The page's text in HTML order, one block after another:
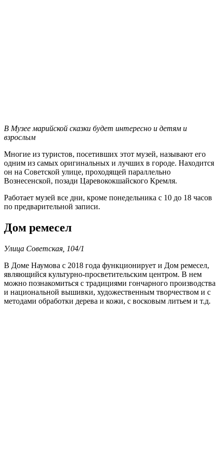
В Музее марийской сказки будет интересно и детям и
взрослым
Многие из туристов, посетивших этот музей, называют его
одним из самых оригинальных и лучших в городе. Находится
он на Советской улице, проходящей параллельно
Вознесенской, позади Царевококшайского Кремля.
Работает музей все дни, кроме понедельника с 10 до 18 часов
по предварительной записи.
Дом ремесел
Улица Советская, 104/1
В Доме Наумова с 2018 года функционирует и Дом ремесел,
являющийся культурно-просветительским центром. В нем
можно познакомиться с традициями гончарного производства
и национальной вышивки, художественным творчеством и с
методами обработки дерева и кожи, с восковым литьем и т.д.